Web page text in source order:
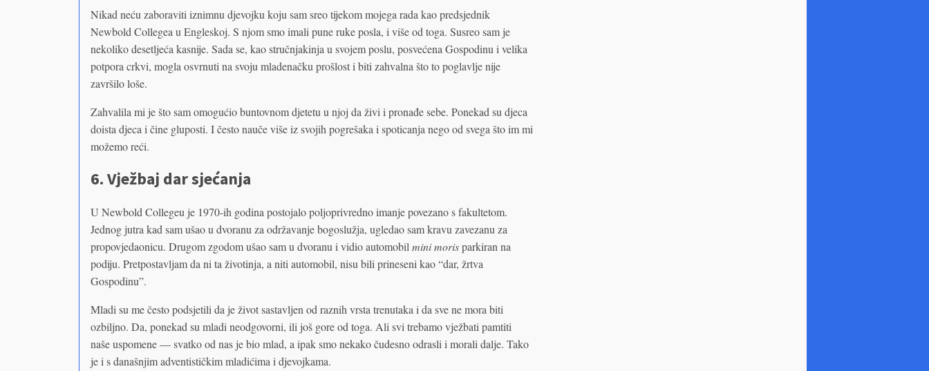
Nikad neću zaboraviti iznimnu djevojku koju sam sreo tijekom mojega rada kao predsjednik
Newbold Collegea u Engleskoj. S njom smo imali pune ruke posla, i više od toga. Susreo sam je
nekoliko desetljeća kasnije. Sada se, kao stručnjakinja u svojem poslu, posvećena Gospodinu i velika
potpora crkvi, mogla osvrnuti na svoju mladenačku prošlost i biti zahvalna što to poglavlje nije
završilo loše.
Zahvalila mi je što sam omogućio buntovnom djetetu u njoj da živi i pronađe sebe. Ponekad su djeca
doista djeca i čine gluposti. I često nauče više iz svojih pogrešaka i spoticanja nego od svega što im mi
možemo reći.
6. Vježbaj dar sjećanja
U Newbold Collegeu je 1970-ih godina postojalo poljoprivredno imanje povezano s fakultetom.
Jednog jutra kad sam ušao u dvoranu za održavanje bogoslužja, ugledao sam kravu zavezanu za
propovjedaonicu. Drugom zgodom ušao sam u dvoranu i vidio automobil mini morisparkiran na
podiju. Pretpostavljam da ni ta životinja, a niti automobil, nisu bili prineseni kao “dar, žrtva
Gospodinu”.
Mladi su me često podsjetili da je život sastavljen od raznih vrsta trenutaka i da sve ne mora biti
ozbiljno. Da, ponekad su mladi neodgovorni, ili još gore od toga. Ali svi trebamo vježbati pamtiti
naše uspomene — svatko od nas je bio mlad, a ipak smo nekako čudesno odrasli i morali dalje. Tako
je i s današnjim adventističkim mladićima i djevojkama.